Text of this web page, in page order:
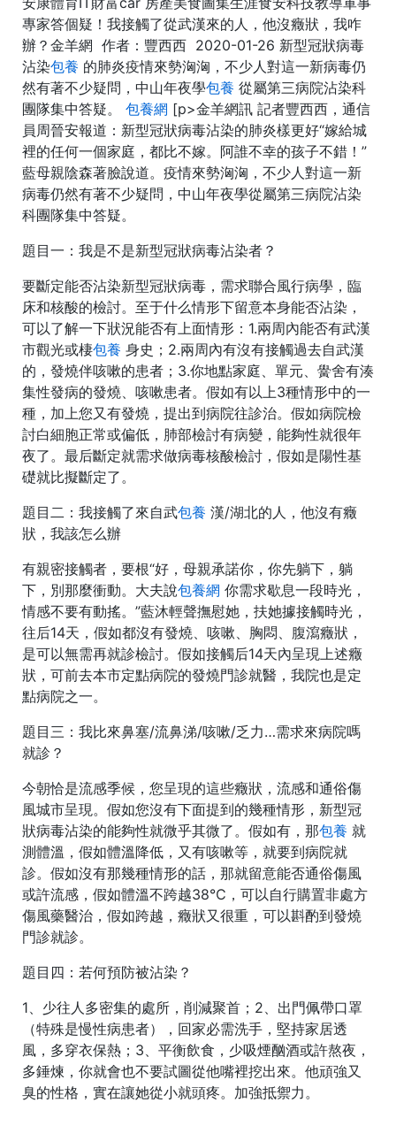
專家答個疑！我接觸了從武漢來的人，他沒癥狀，我咋
辦？金羊網 作者：豐西西 2020-01-26 新型冠狀病毒
沾染包養 的肺炎疫情來勢洶洶，不少人對這一新病毒仍
然有著不少疑問，中山年夜學包養 從屬第三病院沾染科
團隊集中答疑。 包養網 [p>金羊網訊 記者豐西西，通信
員周晉安報道：新型冠狀病毒沾染的肺炎樣更好“嫁給城
裡的任何一個家庭，都比不嫁。阿誰不幸的孩子不錯！”
藍母親陰森著臉說道。疫情來勢洶洶，不少人對這一新
病毒仍然有著不少疑問，中山年夜學從屬第三病院沾染
科團隊集中答疑。
題目一：我是不是新型冠狀病毒沾染者？
要斷定能否沾染新型冠狀病毒，需求聯合風行病學，臨
床和核酸的檢討。至于什么情形下留意本身能否沾染，
可以了解一下狀況能否有上面情形：1.兩周內能否有武漢
市觀光或棲包養 身史；2.兩周內有沒有接觸過去自武漢
的，發燒伴咳嗽的患者；3.你地點家庭、單元、黌舍有湊
集性發病的發燒、咳嗽患者。假如有以上3種情形中的一
種，加上您又有發燒，提出到病院往診治。假如病院檢
討白細胞正常或偏低，肺部檢討有病變，能夠性就很年
夜了。最后斷定就需求做病毒核酸檢討，假如是陽性基
礎就比擬斷定了。
題目二：我接觸了來自武包養 漢/湖北的人，他沒有癥
狀，我該怎么辦
有親密接觸者，要根“好，母親承諾你，你先躺下，躺
下，別那麼衝動。大夫說包養網 你需求歇息一段時光，
情感不要有動搖。”藍沐輕聲撫慰她，扶她據接觸時光，
往后14天，假如都沒有發燒、咳嗽、胸悶、腹瀉癥狀，
是可以無需再就診檢討。假如接觸后14天內呈現上述癥
狀，可前去本市定點病院的發燒門診就醫，我院也是定
點病院之一。
題目三：我比來鼻塞/流鼻涕/咳嗽/乏力…需求來病院嗎
就診？
今朝恰是流感季候，您呈現的這些癥狀，流感和通俗傷
風城市呈現。假如您沒有下面提到的幾種情形，新型冠
狀病毒沾染的能夠性就微乎其微了。假如有，那包養 就
測體溫，假如體溫降低，又有咳嗽等，就要到病院就
診。假如沒有那幾種情形的話，那就留意能否通俗傷風
或許流感，假如體溫不跨越38℃，可以自行購置非處方
傷風藥醫治，假如跨越，癥狀又很重，可以斟酌到發燒
門診就診。
題目四：若何預防被沾染？
1、少往人多密集的處所，削減聚首；2、出門佩帶口罩
（特殊是慢性病患者），回家必需洗手，堅持家居透
風，多穿衣保熱；3、平衡飲食，少吸煙酗酒或許熬夜，
多錘煉，你就會也不要試圖從他嘴裡挖出來。他頑強又
臭的性格，實在讓她從小就頭疼。加強抵禦力。